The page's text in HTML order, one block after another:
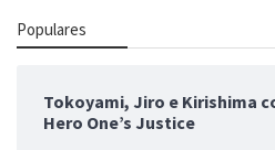
Populares
Tokoyami, Jiro e Kirishima
Hero One’s Justice